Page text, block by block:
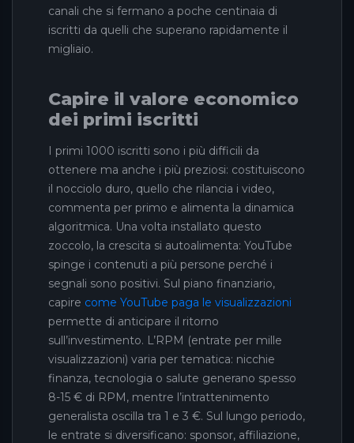
canali che si fermano a poche centinaia di
iscritti da quelli che superano rapidamente il
migliaio.
Capire il valore economico
dei primi iscritti
I primi 1000 iscritti sono i più difficili da
ottenere ma anche i più preziosi: costituiscono
il nocciolo duro, quello che rilancia i video,
commenta per primo e alimenta la dinamica
algoritmica. Una volta installato questo
zoccolo, la crescita si autoalimenta: YouTube
spinge i contenuti a più persone perché i
segnali sono positivi. Sul piano finanziario,
capire come YouTube paga le visualizzazioni
permette di anticipare il ritorno
sull’investimento. L’RPM (entrate per mille
visualizzazioni) varia per tematica: nicchie
finanza, tecnologia o salute generano spesso
8-15 € di RPM, mentre l’intrattenimento
generalista oscilla tra 1 e 3 €. Sul lungo periodo,
le entrate si diversificano: sponsor, affiliazione,